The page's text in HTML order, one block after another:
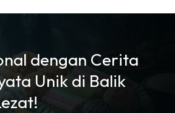
dengan Cerita
Unik di Balik